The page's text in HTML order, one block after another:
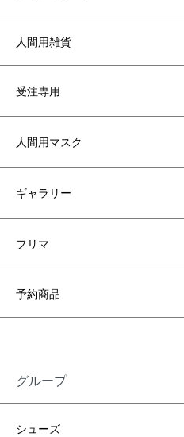
人間用雑貨
受注専用
人間用マスク
ギャラリー
フリマ
予約商品
グループ
シューズ